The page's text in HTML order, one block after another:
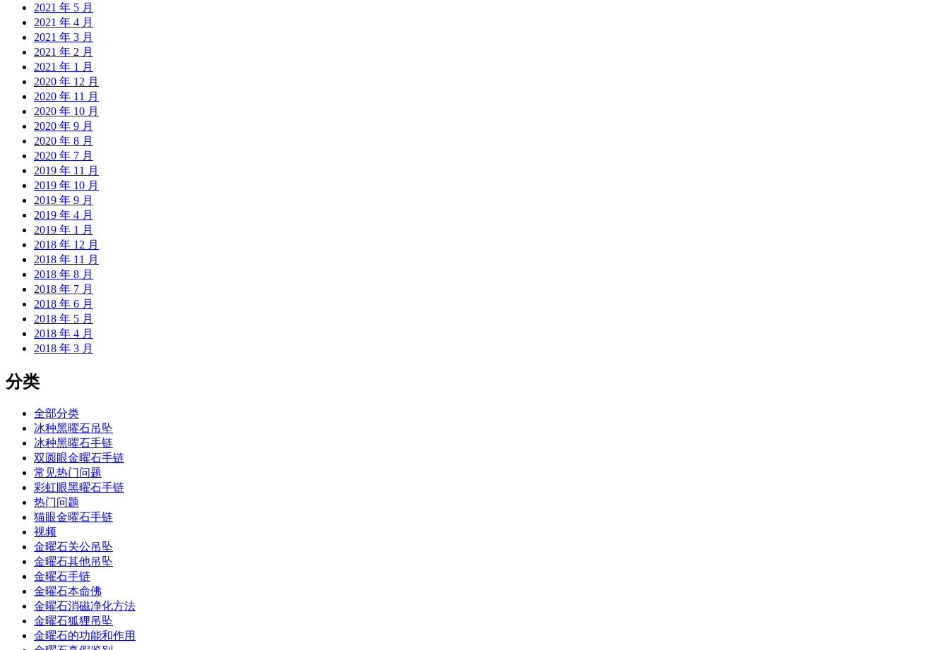
2021 年 5 月
2021 年 4 月
2021 年 3 月
2021 年 2 月
2021 年 1 月
2020 年 12 月
2020 年 11 月
2020 年 10 月
2020 年 9 月
2020 年 8 月
2020 年 7 月
2019 年 11 月
2019 年 10 月
2019 年 9 月
2019 年 4 月
2019 年 1 月
2018 年 12 月
2018 年 11 月
2018 年 8 月
2018 年 7 月
2018 年 6 月
2018 年 5 月
2018 年 4 月
2018 年 3 月
分类
全部分类
冰种黑曜石吊坠
冰种黑曜石手链
双圆眼金曜石手链
常见热门问题
彩虹眼黑曜石手链
热门问题
猫眼金曜石手链
视频
金曜石关公吊坠
金曜石其他吊坠
金曜石手链
金曜石本命佛
金曜石消磁净化方法
金曜石狐狸吊坠
金曜石的功能和作用